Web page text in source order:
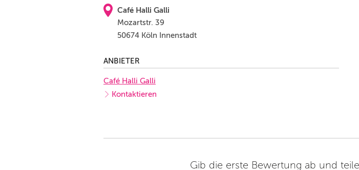
Café Halli Galli
Mozartstr. 39
50674 Köln Innenstadt
ANBIETER
Café Halli Galli
Kontaktieren
Gib die erste Bewertung ab und